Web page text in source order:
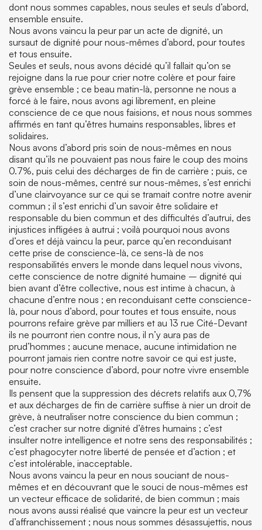
dont nous sommes capables, nous seules et seuls d’abord,
ensemble ensuite.
Nous avons vaincu la peur par un acte de dignité, un
sursaut de dignité pour nous-mêmes d’abord, pour toutes
et tous ensuite.
Seules et seuls, nous avons décidé qu’il fallait qu’on se
rejoigne dans la rue pour crier notre colère et pour faire
grève ensemble ; ce beau matin-là, personne ne nous a
forcé à le faire, nous avons agi librement, en pleine
conscience de ce que nous faisions, et nous nous sommes
affirmés en tant qu’êtres humains responsables, libres et
solidaires.
Nous avons d’abord pris soin de nous-mêmes en nous
disant qu’ils ne pouvaient pas nous faire le coup des moins
0.7%, puis celui des décharges de fin de carrière ; puis, ce
soin de nous-mêmes, centré sur nous-mêmes, s’est enrichi
d’une clairvoyance sur ce qui se tramait contre notre avenir
commun ; il s’est enrichi d’un savoir être solidaire et
responsable du bien commun et des difficultés d’autrui, des
injustices infligées à autrui ; voilà pourquoi nous avons
d’ores et déjà vaincu la peur, parce qu’en reconduisant
cette prise de conscience-là, ce sens-là de nos
responsabilités envers le monde dans lequel nous vivons,
cette conscience de notre dignité humaine – dignité qui
bien avant d’être collective, nous est intime à chacun, à
chacune d’entre nous ; en reconduisant cette conscience-
là, pour nous d’abord, pour toutes et tous ensuite, nous
pourrons refaire grève par milliers et au 13 rue Cité-Devant
ils ne pourront rien contre nous, il n’y aura pas de
prud’hommes ; aucune menace, aucune intimidation ne
pourront jamais rien contre notre savoir ce qui est juste,
pour notre conscience d’abord, pour notre vivre ensemble
ensuite.
Ils pensent que la suppression des décrets relatifs aux 0,7%
et aux décharges de fin de carrière suffise à nier un droit de
grève, à neutraliser notre conscience du bien commun ;
c’est cracher sur notre dignité d’êtres humains ; c’est
insulter notre intelligence et notre sens des responsabilités ;
c’est phagocyter notre liberté de pensée et d’action ; et
c’est intolérable, inacceptable.
Nous avons vaincu la peur en nous souciant de nous-
mêmes et en découvrant que le souci de nous-mêmes est
un vecteur efficace de solidarité, de bien commun ; mais
nous avons aussi réalisé que vaincre la peur est un vecteur
d’affranchissement ; nous nous sommes désassujettis, nous